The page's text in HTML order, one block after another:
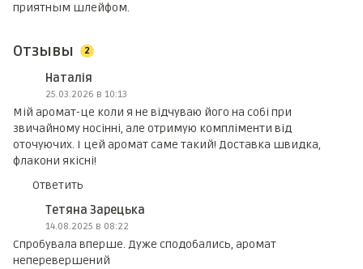
приятным шлейфом.
Отзывы 2
Наталія
25.03.2026 в 10:13
Мій аромат-це коли я не відчуваю його на собі при
звичайному носінні, але отримую компліменти від
оточуючих. І цей аромат саме такий! Доставка швидка,
флакони якісні!
Ответить
Тетяна Зарецька
14.08.2025 в 08:22
Спробувала вперше. Дуже сподобались, аромат
неперевершений